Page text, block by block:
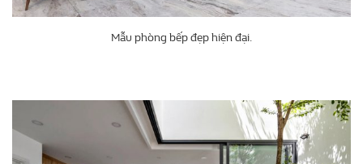
Mẫu phòng bếp đẹp hiện đại.